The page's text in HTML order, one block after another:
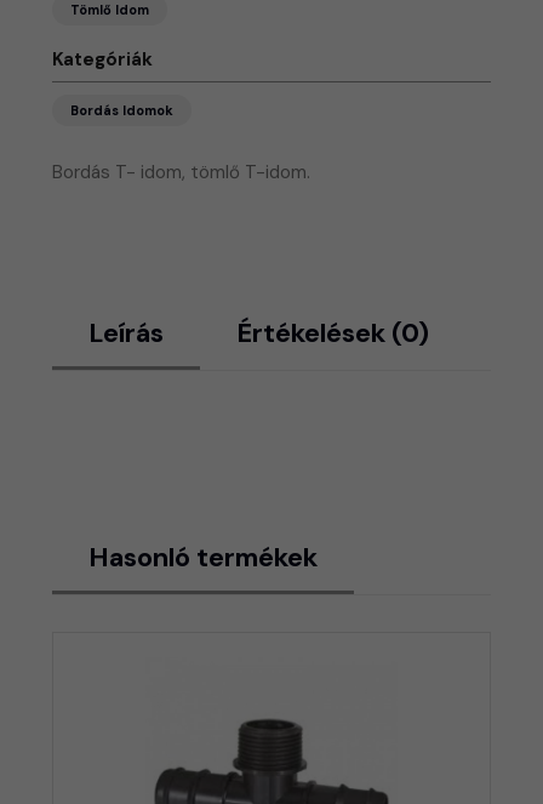
Bordás T- idom, tömlő T-idom.
Tömlő Idom
Kategóriák
Bordás Idomok
Leírás Értékelések (0)
Hasonló termékek